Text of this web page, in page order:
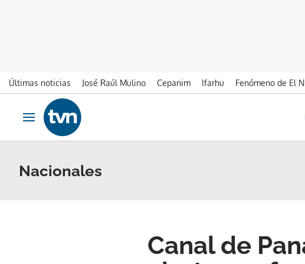
Últimas noticias José Raúl Mulino Cepanim Ifarhu Fenómeno de El
Ir al contenido
Obrir navegació
Nacionales
Canal de